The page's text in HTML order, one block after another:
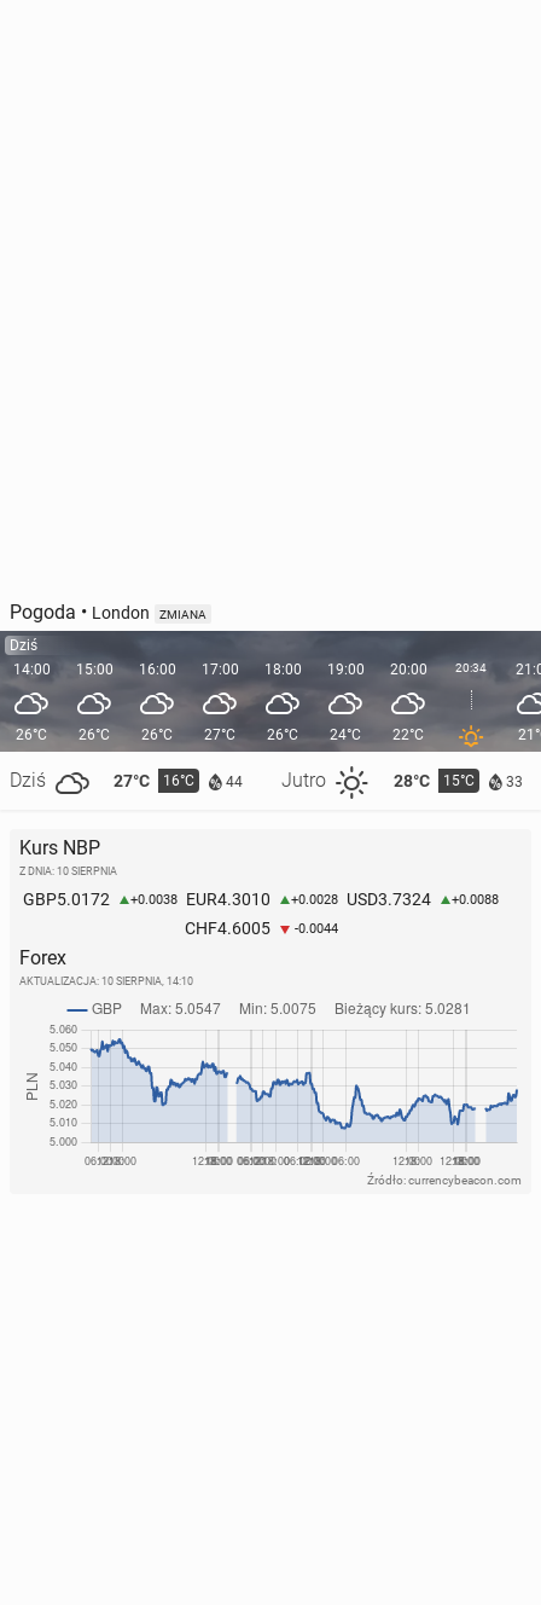
Pogoda • London ZMIANA
Dziś
14:00
26°C
Dziś 27°C 16°C 44 Jutro 28°C 15°C 33
15:00
26°C
16:00
26°C
17:00
27°C
18:00
26°C
19:00
24°C
20:00
22°C
20:34
Kurs NBP
Z DNIA: 10 SIERPNIA
GBP5.0172 +0.0038 EUR4.3010 +0.0028 USD3.7324 +0.0088
CHF4.6005 -0.0044
Forex
AKTUALIZACJA: 10 SIERPNIA, 14:10
Źródło: currencybeacon.com